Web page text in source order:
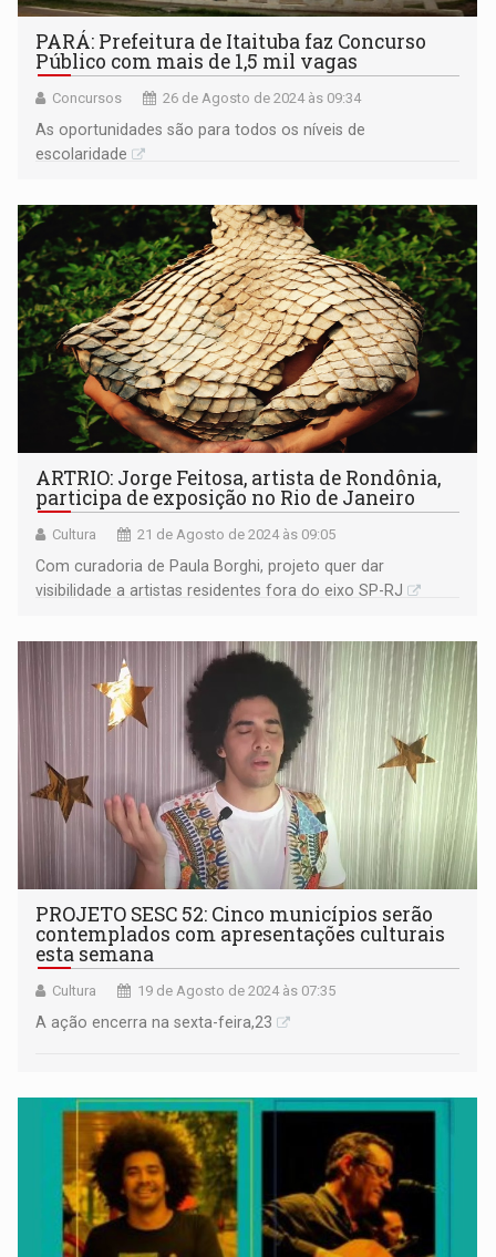
PARÁ: Prefeitura de Itaituba faz Concurso
Público com mais de 1,5 mil vagas
Concursos 26 de Agosto de 2024 às 09:34
As oportunidades são para todos os níveis de
escolaridade
ARTRIO: Jorge Feitosa, artista de Rondônia,
participa de exposição no Rio de Janeiro
Cultura 21 de Agosto de 2024 às 09:05
Com curadoria de Paula Borghi, projeto quer dar
visibilidade a artistas residentes fora do eixo SP-RJ
PROJETO SESC 52: Cinco municípios serão
contemplados com apresentações culturais
esta semana
Cultura 19 de Agosto de 2024 às 07:35
A ação encerra na sexta-feira,23